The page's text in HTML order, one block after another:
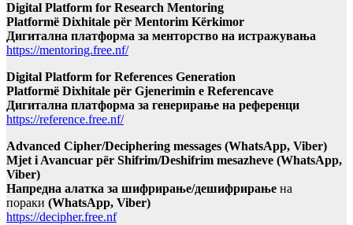
Digital Platform for Research Mentoring
Platformë Dixhitale për Mentorim Kërkimor
Дигитална платформа за менторство на истражувања
https://mentoring.free.nf/
Digital Platform for References Generation
Platformë Dixhitale për Gjenerimin e Referencave
Дигитална платформа за генерирање на референци
https://reference.free.nf/
Advanced Cipher/Deciphering messages (WhatsApp, Viber)
Mjet i Avancuar për Shifrim/Deshifrim mesazheve (WhatsApp,
Viber)
Напредна алатка за шифрирање/дешифрирање на
пораки (WhatsApp, Viber)
https://decipher.free.nf